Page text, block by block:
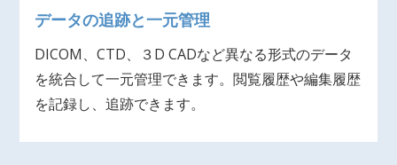
データの追跡と一元管理
DICOM、CTD、３D CADなど異なる形式のデータ
を統合して一元管理できます。閲覧履歴や編集履歴
を記録し、追跡できます。